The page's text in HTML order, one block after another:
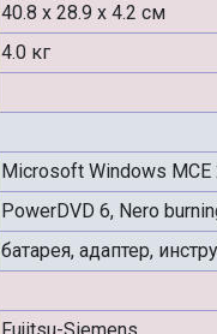
40.8 x 28.9 x 4.2 см
4.0 кг
Microsoft Windows MCE
PowerDVD 6, Nero
батарея, адаптер,